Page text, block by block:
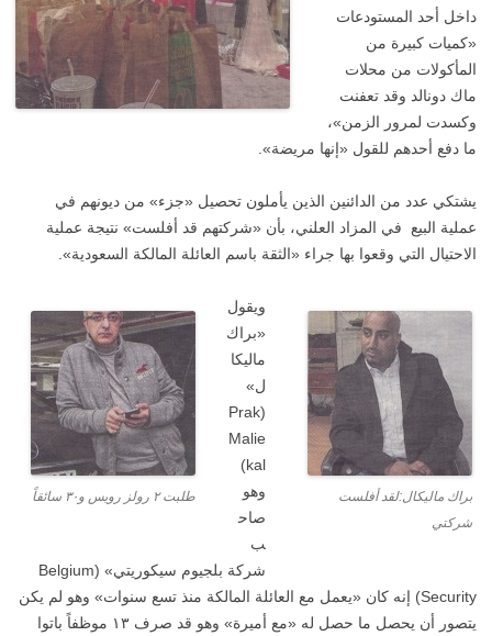
داخل أحد المستودعات
«كميات كبيرة من
المأكولات من محلات
ماك دونالد وقد تعفنت
وكسدت لمرور الزمن»،
ما دفع أحدهم للقول «إنها مريضة».
يشتكي عدد من الدائنين الذين يأملون تحصيل «جزء» من ديونهم في
عملية البيع في المزاد العلني، بأن «شركتهم قد أفلست» نتيجة عملية
الاحتيال التي وقعوا بها جراء «الثقة باسم العائلة المالكة السعودية».
براك ماليكال:لقد أفلست
شركتي
طلبت ٢ رولز رويس و٣٠ سائقاً
ويقول
«براك
ماليكا
ل»
(Prak
Malie
kal)
وهو
صاح
ب
شركة بلجيوم سيكوريتي» (Belgium
Security) إنه كان «يعمل مع العائلة المالكة منذ تسع سنوات» وهو لم يكن
يتصور أن يحصل ما حصل له «مع أميرة» وهو قد صرف ١٣ موظفاً باتوا